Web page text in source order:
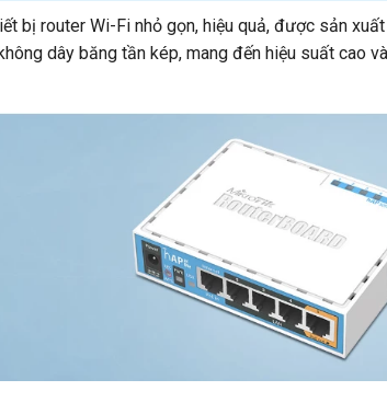
bị router Wi-Fi nhỏ gọn, hiệu quả, được sản
dây băng tần kép, mang đến hiệu suất cao